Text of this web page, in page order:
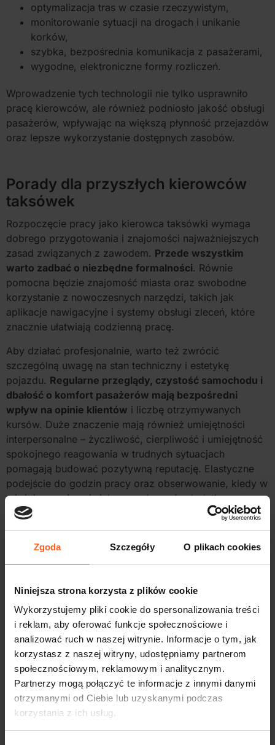
Zgoda Szczegóły O plikach cookies
Niniejsza strona korzysta z plików cookie
Wykorzystujemy pliki cookie do spersonalizowania treści
i reklam, aby oferować funkcje społecznościowe i
analizować ruch w naszej witrynie. Informacje o tym, jak
korzystasz z naszej witryny, udostępniamy partnerom
społecznościowym, reklamowym i analitycznym.
Partnerzy mogą połączyć te informacje z innymi danymi
otrzymanymi od Ciebie lub uzyskanymi podczas
korzystania z ich usług.
optymalizacja tras w czasie rzeczywistym,
monitorowanie sytuacji na drogach i unikanie
korków,
szybka, bezpośrednia komunikacja z pasażerami,
wygodne, elektroniczne formy rozliczeń.
Wprowadzenie tych technologii nie tylko usprawniło
pracę kierowców, ale również podniosło jakość obsługi
pasażerów, wpływając na większą płynność przejazdów
oraz lepsze wykorzystanie dostępnych zasobów.
Porady dla przyszłych kierowców
taksówek
Rozpoczęcie pracy jako kierowca taksówki wymaga
dobrego przygotowania i znajomości najważniejszych
zasad związanych z zawodem. Przede wszystkim
warto zadbać o niezbędne formalności. Równie
pomocna będzie znajomość miasta oraz swobodne
korzystanie z nowoczesnych narzędzi, takich jak
aplikacje nawigacyjne i systemy obsługi zleceń, które
znacznie ułatwiają codzienną pracę.
Aby działać profesjonalnie, warto też zwrócić
szczególną uwagę na stan techniczny i estetykę
pojazdu. Regularne przeglądy, czystość samochodu i
dbałość o komfort pasażerów mają bezpośredni
wpływ na opinie klientów i liczbę otrzymywanych
kursów. Duże znaczenie mają również umiejętności
interpersonalne – życzliwość, cierpliwość i umiejętność
spokojnego reagowania w trudnych sytuacjach
pomagają budować pozytywną reputację. Elastyczne
podejście do godzin pracy oraz obserwowanie, kiedy w
mieście panuje największy ruch, może dodatkowo
przełożyć się na wyższe zarobki i większą satysfakcję z
wykonywanej pracy.
Zacznij zarabiać – zostaw kontakt
teraz!
Praca czeka na Ciebie – zgłoś się i zacznij
jeździć już jutro. Zero opłat, pełne wsparcie i
elastyczność – wszystko załatwiamy za
Ciebie. Daj znać, a ruszysz w trasę szybciej,
niż myślisz!